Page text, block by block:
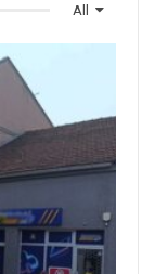
All